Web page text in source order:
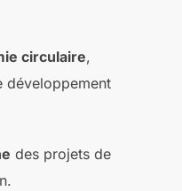
circulaire,
développement
des projets de